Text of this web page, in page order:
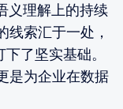
义理解上的持续
线索汇于一处，
了坚实基础。
是为企业在数据